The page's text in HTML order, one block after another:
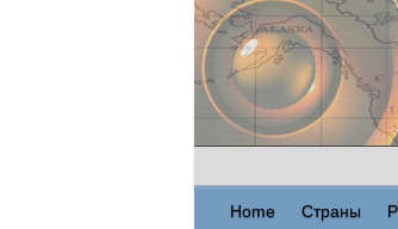
Home Страны